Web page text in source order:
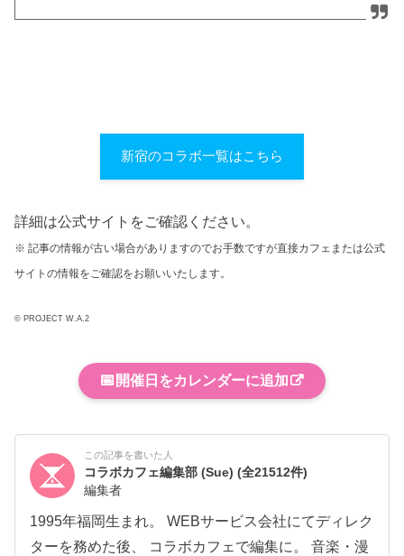
新宿のコラボ一覧はこちら
詳細は公式サイトをご確認ください。
※ 記事の情報が古い場合がありますのでお手数ですが直接カフェまたは公式
サイトの情報をご確認をお願いいたします。
© PROJECT W.A.2
📅 開催日をカレンダーに追加
この記事を書いた人
コラボカフェ編集部 (Sue)(全21512件)
編集者
1995年福岡生まれ。 WEBサービス会社にてディレク
ターを務めた後、 コラボカフェで編集に。 音楽・漫